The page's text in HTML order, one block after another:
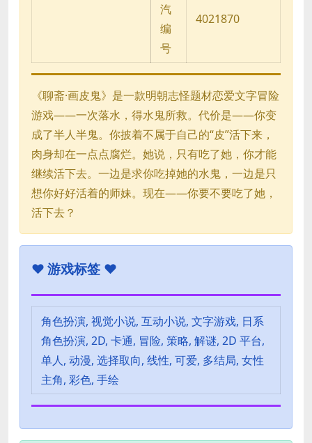
汽
编
号
4021870
《聊斋·画皮鬼》是一款明朝志怪题材恋爱文字冒险
游戏——一次落水，得水鬼所救。代价是——你变
成了半人半鬼。你披着不属于自己的“皮”活下来，
肉身却在一点点腐烂。她说，只有吃了她，你才能
继续活下去。一边是求你吃掉她的水鬼，一边是只
想你好好活着的师妹。现在——你要不要吃了她，
活下去？
♥ 游戏标签 ♥
角色扮演, 视觉小说, 互动小说, 文字游戏, 日系
角色扮演, 2D, 卡通, 冒险, 策略, 解谜, 2D 平台,
单人, 动漫, 选择取向, 线性, 可爱, 多结局, 女性
主角, 彩色, 手绘